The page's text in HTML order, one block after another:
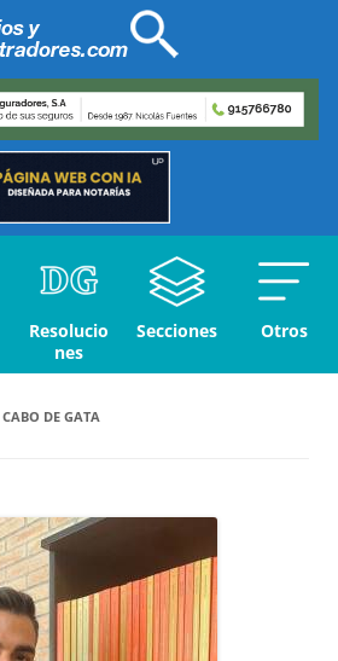
Resolucio
nes
Secciones Otros
CABO DE GATA